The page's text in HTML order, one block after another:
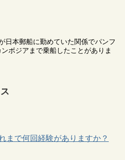
日本郵船に勤めていた関係でパンフ
ボジアまで乗船したことがありま
まで何回経験がありますか？